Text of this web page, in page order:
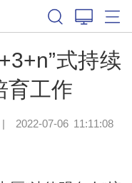
式持续
育工作
2022-07-06 11:11:08